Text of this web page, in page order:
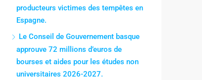
producteurs victimes des tempêtes en
Espagne.
Le Conseil de Gouvernement basque
approuve 72 millions d’euros de
bourses et aides pour les études non
universitaires 2026-2027.